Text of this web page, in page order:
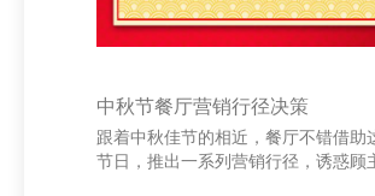
中秋节餐厅营销行径决策
跟着中秋佳节的相近，餐厅不错借助
节日，推出一系列营销行径，诱惑顾